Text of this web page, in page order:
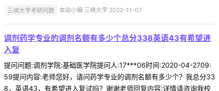
三峡大学考研问题 本站小编 三峡大学 2022-11-07
调剂药学专业的调剂名额有多少个总分338英语43有希望进
入复
提问问题:调剂学院:基础医学院提问人:17***06时间:2020-04-2709:
59提问内容:老师您好，请问药学专业的调剂名额有多少个？我总分33
8，英语43，有希望进入复试吗？谢谢老师回复内容:详情请咨询我校